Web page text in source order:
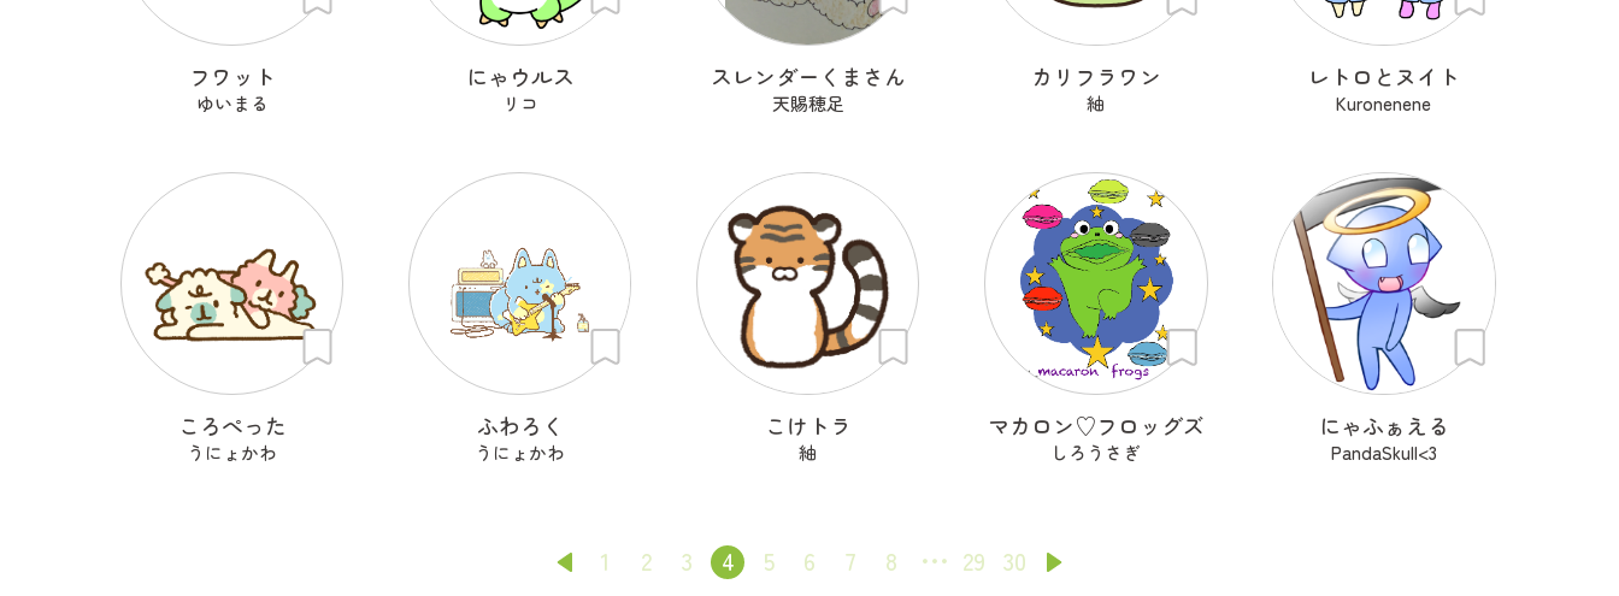
フワット
ゆいまる
にゃウルス
リコ
スレンダーくまさん
天賜穂足
カリフラワン
紬
レトロとヌイト
Kuronenene
ころぺった
うにょかわ
ふわろく
うにょかわ
こけトラ
紬
マカロン♡フロッグズ
しろうさぎ
にゃふぁえる
PandaSkull<3
1 2 3 4 5 6 7 8 29 30